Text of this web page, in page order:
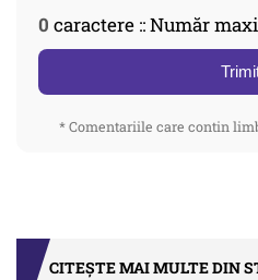
0 caractere :: Număr
* Comentariile care contin
CITEȘTE MAI MULTE DIN